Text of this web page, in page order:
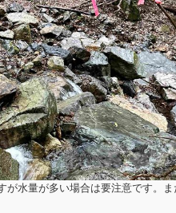
水量が多い場合は要注意です。